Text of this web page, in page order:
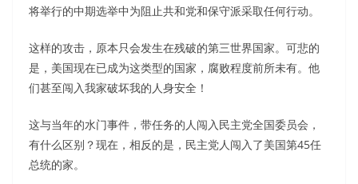
将举行的中期选举中为阻止共和党和保守派采取任何行动。
这样的攻击，原本只会发生在残破的第三世界国家。可悲的
是，美国现在已成为这类型的国家，腐败程度前所未有。他
们甚至闯入我家破坏我的人身安全！
这与当年的水门事件，带任务的人闯入民主党全国委员会，
有什么区别？现在，相反的是，民主党人闯入了美国第45任
总统的家。